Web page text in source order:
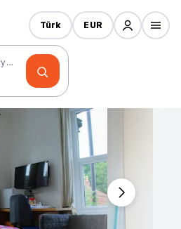
Kişi Sayısı
Türk EUR